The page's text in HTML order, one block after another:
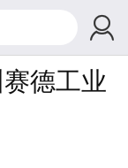

德工业